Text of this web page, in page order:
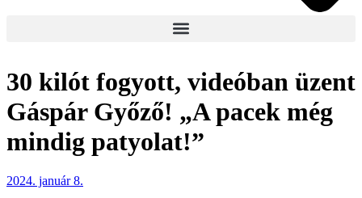
30 kilót fogyott, videóban üzent
Gáspár Győző! „A pacek még
mindig patyolat!”
2024. január 8.